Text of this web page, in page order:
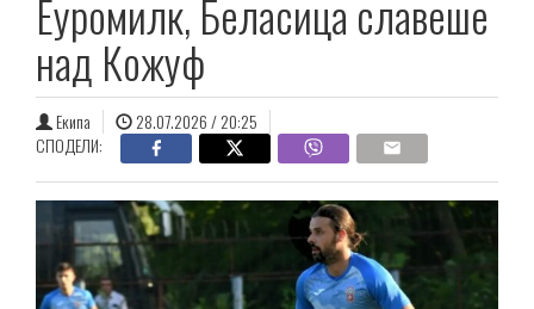
Еуромилк, Беласица славеше
над Кожуф
Екипа
28.07.2026 / 20:25
СПОДЕЛИ: